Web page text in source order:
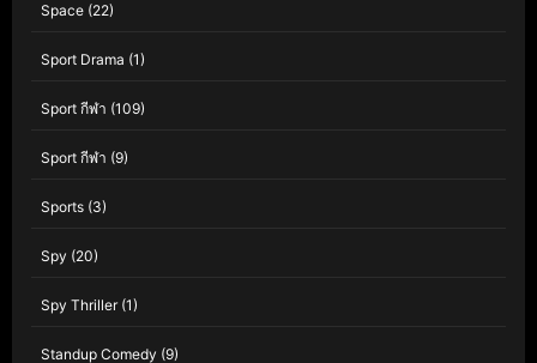
Space (22)
Sport Drama (1)
Sport กีฬา (109)
Sport กีฬา (9)
Sports (3)
Spy (20)
Spy Thriller(1)
Standup Comedy (9)